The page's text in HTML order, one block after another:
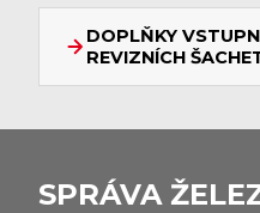
DOPLŇKY
REVIZNÍCH
SPRÁVA